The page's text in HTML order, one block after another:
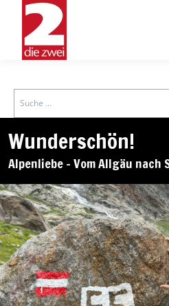
Search
Wunderschön!
Alpenliebe – Vom Allgäu